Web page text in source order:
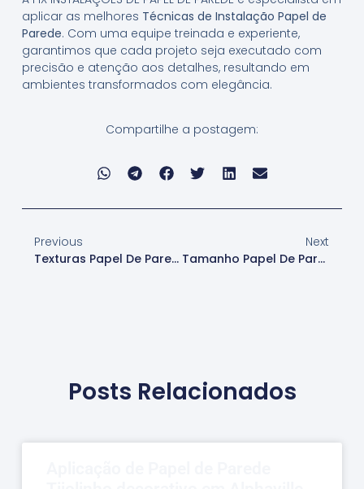
aplicar as melhores Técnicas de Instalação Papel de
Parede. Com uma equipe treinada e experiente,
garantimos que cada projeto seja executado com
precisão e atenção aos detalhes, resultando em
ambientes transformados com elegância.
Compartilhe a postagem:
Previous
Texturas Papel De Parede
Next
Tamanho Papel De Parede
Posts Relacionados